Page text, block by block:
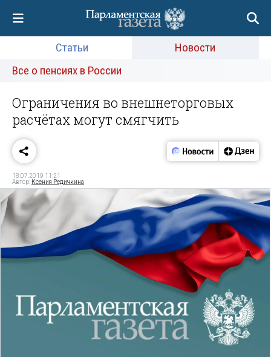
Статьи
Новости
Все о пенсиях в России
Ограничения во внешнеторговых
расчётах могут смягчить
18.07.2019 11:21
Автор: Ксения Редичкина